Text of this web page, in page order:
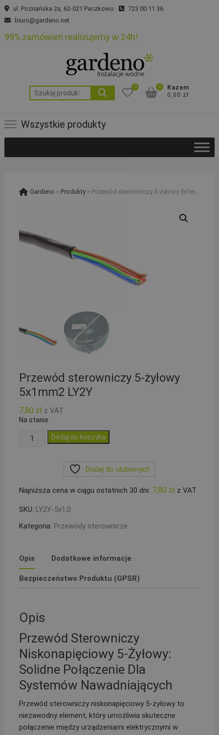
Skip
to
ul. Poznańska 2a, 62-021 Paczkowo
723 00 11 36
biuro@gardeno.net
99% zamówień realizujemy w 24h!
Szukaj:
0
Razem
0,00 zł
0
Wszystkie produkty
Gardeno > Produkty> Przewód sterowniczy 5-żyłowy 5x1mm2 LY2Y
Przewód sterowniczy 5-żyłowy
5x1mm2 LY2Y
7,80 zł z VAT
Na stanie
ilość
5x1mm2
LY2Y
Dodaj do koszyka
Dodaj do ulubionych
Najniższa cena w ciągu ostatnich 30 dni: 7,80 złz VAT
SKU: LY2Y-5x1,0
Kategoria: Przewody sterownicze
Opis Dodatkowe informacje
Bezpieczeństwo Produktu (GPSR)
Opis
Przewód Sterowniczy
Niskonapięciowy 5-Żyłowy:
Solidne Połączenie Dla
Systemów Nawadniających
Przewód sterowniczy niskonapięciowy 5-żyłowy to
niezawodny element, który umożliwia skuteczne
połączenie między urządzeniami elektrycznymi w